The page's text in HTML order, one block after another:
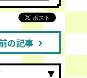
の記事